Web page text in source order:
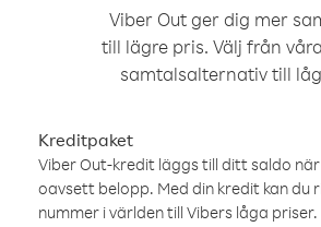
Viber Out ger dig mer
till lägre pris. Välj från
samtalsalternativ till
Kreditpaket
Viber Out-kredit läggs till ditt saldo
oavsett belopp. Med din kredit kan du
nummer i världen till Vibers låga priser.